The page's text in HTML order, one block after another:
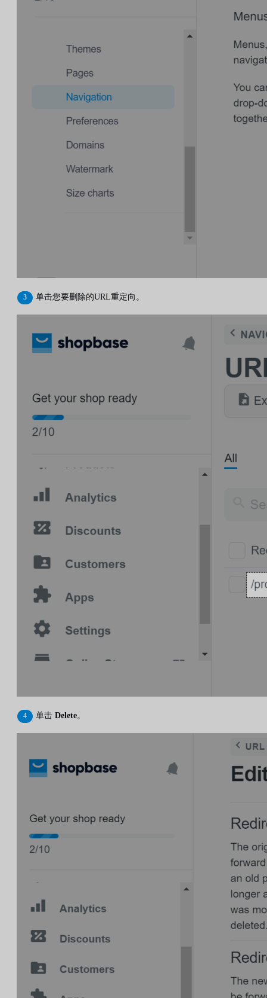
单击您要删除的URL重定向。
单击 Delete。